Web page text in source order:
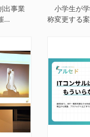
出事業
…
小学生が学
称変更する